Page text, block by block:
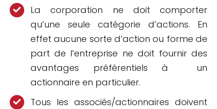
La corporation ne doit comporter
qu’une seule catégorie d’actions. En
effet aucune sorte d’action ou forme de
part de l’entreprise ne doit fournir des
avantages préférentiels à un
actionnaire en particulier.
Tous les associés/actionnaires doivent